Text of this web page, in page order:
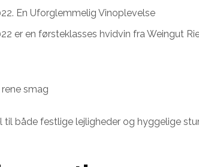
En Uforglemmelig Vinoplevelse
er en førsteklasses hvidvin fra Weingut
smag
til både festlige lejligheder og hyggelige